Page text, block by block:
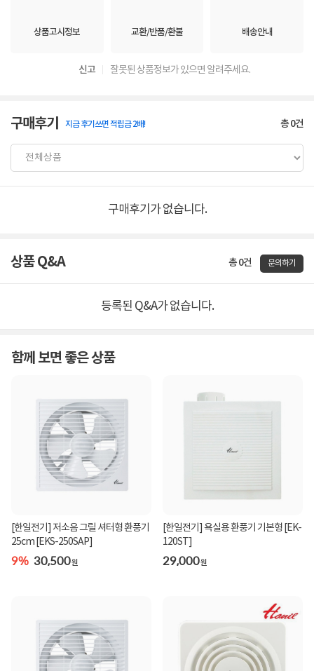
상품고시정보 교환/반품/환불 배송안내
신고 잘못된 상품정보가 있으면 알려주세요.
구매후기 지금 후기쓰면 적립금 2배! 총0건
구매후기가 없습니다.
상품 Q&A 총 0건 문의하기
등록된 Q&A가 없습니다.
함께 보면 좋은 상품
[한일전기] 저소음 그릴 셔터형 환풍기
25cm [EKS-250SAP]
9% 30,500원
[한일전기] 욕실용 환풍기 기본형 [EK-
120ST]
29,000원